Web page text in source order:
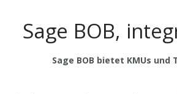
Sage BOB,
Sage BOB bietet KMUs